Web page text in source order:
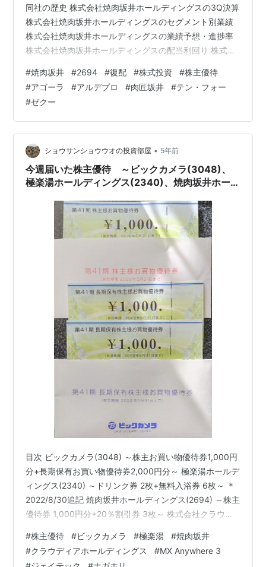
同社の歴史 株式会社焼肉坂井ホールディングスの3Q決算
株式会社焼肉坂井ホールディングスのセグメント別業績
株式会社焼肉坂井ホールディングスの業績予想・進捗率
株式会社焼肉坂井ホールディングスの配当利回り 株式会
日の取引 アルデプロ(8925) ブログをご覧頂き、ありがと
うございます。焼肉坂井ホールディングスをご存じでし
ょうか？焼肉屋さかいや、とりあえず吾平、村さ来等を
運営している企業です。 shousanshouuoは、焼肉坂井ホ
ールディングスの末席株主です。 今回は「焼肉坂井ホー
ル…
#焼肉坂井 #2694 #復配 #株式投資 #株主優待
#アゴーラ #アルデプロ #肉匠坂井 #テン・フォー
#ゼクー
ショウサンショウウオの投資部屋 • 5年前
今週届いた株主優待 ～ビックカメラ(3048)、
極楽湯ホールディングス(2340)、焼肉坂井ホール
ス(3607)～
目次 ビックカメラ(3048) ～株主お買い物優待券1,000円
分+長期保有お買い物優待券2,000円分～ 極楽湯ホールデ
ィングス(2340) ～ドリンク券 2枚+無料入浴券 6枚～ ＊
2022/8/30追記 焼肉坂井ホールディングス(2694) ～株主
優待券 1,000円分+20％割引券 3枚～ 株式会社クラウデ
取引：ジェイテック(2479)、ナガホリ(8139)売却 ブログ
をご覧頂き、ありがとうございます。 今回は「今週届い
#株主優待 #ビックカメラ #極楽湯 #焼肉坂井
#クラウディアホールディングス #MX Anywhere 3